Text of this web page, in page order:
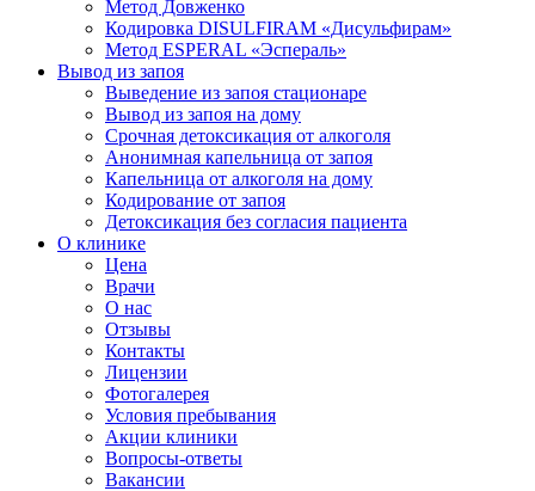
Метод Довженко
Кодировка DISULFIRAM «Дисульфирам»
Метод ESPERAL «Эспераль»
Вывод из запоя
Выведение из запоя стационаре
Вывод из запоя на дому
Срочная детоксикация от алкоголя
Анонимная капельница от запоя
Капельница от алкоголя на дому
Кодирование от запоя
Детоксикация без согласия пациента
О клинике
Цена
Врачи
О нас
Отзывы
Контакты
Лицензии
Фотогалерея
Условия пребывания
Акции клиники
Вопросы-ответы
Вакансии